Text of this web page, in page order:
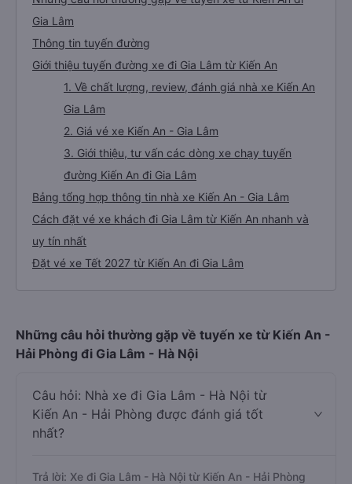
Gia Lâm
Thông tin tuyến đường
Giới thiệu tuyến đường xe đi Gia Lâm từ Kiến An
1. Về chất lượng, review, đánh giá nhà xe Kiến An
Gia Lâm
2. Giá vé xe Kiến An - Gia Lâm
3. Giới thiệu, tư vấn các dòng xe chạy tuyến
đường Kiến An đi Gia Lâm
Bảng tổng hợp thông tin nhà xe Kiến An - Gia Lâm
Cách đặt vé xe khách đi Gia Lâm từ Kiến An nhanh và
uy tín nhất
Đặt vé xe Tết 2027 từ Kiến An đi Gia Lâm
Những câu hỏi thường gặp về tuyến xe từ Kiến An -
Hải Phòng đi Gia Lâm - Hà Nội
Câu hỏi: Nhà xe đi Gia Lâm - Hà Nội từ
Kiến An - Hải Phòng được đánh giá tốt
nhất?
Trả lời: Xe đi Gia Lâm - Hà Nội từ Kiến An - Hải Phòng